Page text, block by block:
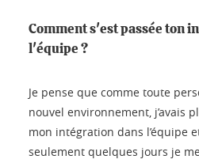
Comment s'est passée ton
l'équipe ?
Je pense que comme toute
nouvel environnement, j’avais
mon intégration dans l’équipe
seulement quelques jours je